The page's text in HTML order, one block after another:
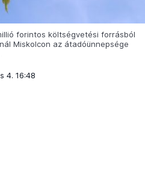
forintos költségvetési forrásból
Miskolcon az átadóünnepsége
4. 16:48